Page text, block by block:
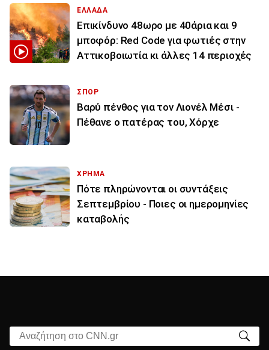
ΕΛΛΑΔΑ
Επικίνδυνο 48ωρο με 40άρια και 9
μποφόρ: Red Code για φωτιές στην
Αττικοβοιωτία κι άλλες 14 περιοχές
ΣΠΟΡ
Βαρύ πένθος για τον Λιονέλ Μέσι -
Πέθανε ο πατέρας του, Χόρχε
ΧΡΗΜΑ
Πότε πληρώνονται οι συντάξεις
Σεπτεμβρίου - Ποιες οι ημερομηνίες
καταβολής
Αναζήτηση στο CNN.gr